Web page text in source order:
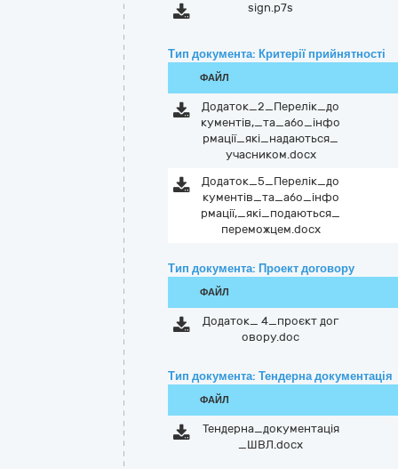
sign.p7s
Тип документа: Критерії прийнятності
ФАЙЛ
Додаток_2_Перелік_до
кументів,_та_або_інфо
рмації_які_надаються_
учасником.docx
Додаток_5_Перелік_до
кументів_та_або_інфо
рмації,_які_подаються_
переможцем.docx
Тип документа: Проект договору
ФАЙЛ
Додаток_ 4_проєкт дог
овору.doc
Тип документа: Тендерна документація
ФАЙЛ
Тендерна_документація
_ШВЛ.docx